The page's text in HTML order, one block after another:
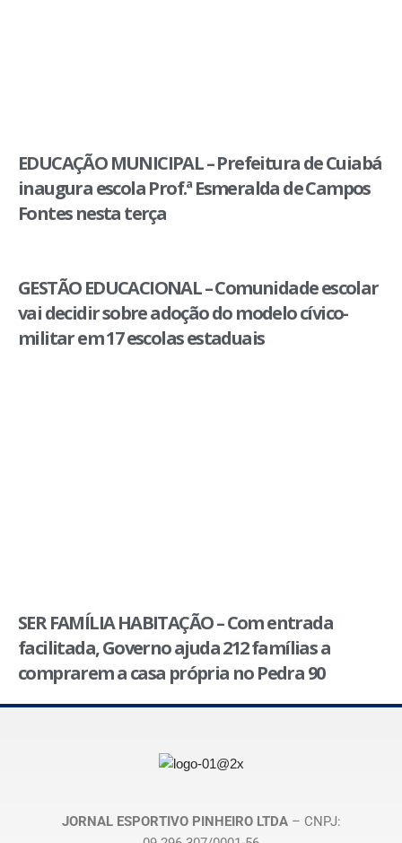
EDUCAÇÃO MUNICIPAL – Prefeitura de Cuiabá
inaugura escola Prof.ª Esmeralda de Campos
Fontes nesta terça
GESTÃO EDUCACIONAL – Comunidade escolar
vai decidir sobre adoção do modelo cívico-
militar em 17 escolas estaduais
SER FAMÍLIA HABITAÇÃO – Com entrada
facilitada, Governo ajuda 212 famílias a
comprarem a casa própria no Pedra 90
JORNAL ESPORTIVO PINHEIRO LTDA– CNPJ: